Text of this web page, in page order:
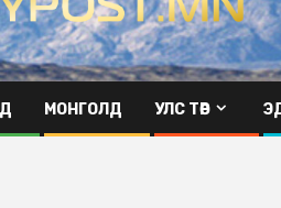
МОНГОЛД УЛС ТӨР